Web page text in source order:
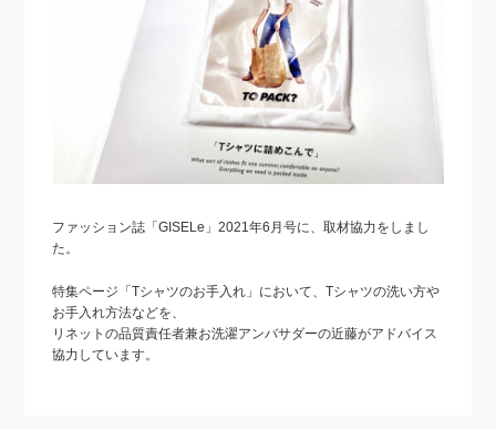
ファッション誌「GISELe」2021年6月号に、取材協力をしまし
た。
特集ページ「Tシャツのお手入れ」において、Tシャツの洗い方や
お手入れ方法などを、
リネットの品質責任者兼お洗濯アンバサダーの近藤がアドバイス
協力しています。